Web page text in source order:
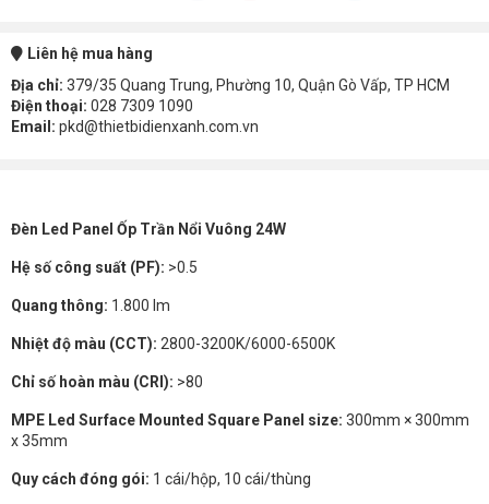
Liên hệ mua hàng
Địa chỉ: 379/35 Quang Trung, Phường 10, Quận Gò Vấp, TP HCM
Điện thoại: 028 7309 1090
Email: pkd@thietbidienxanh.com.vn
Đèn Led Panel Ốp Trần Nổi Vuông 24W
Hệ số công suất (PF): >0.5
Quang thông: 1.800 lm
Nhiệt độ màu (CCT): 2800-3200K/6000-6500K
Chỉ số hoàn màu (CRI): >80
MPE Led Surface Mounted Square Panel size: 300mm × 300mm
x 35mm
Quy cách đóng gói: 1 cái/hộp, 10 cái/thùng